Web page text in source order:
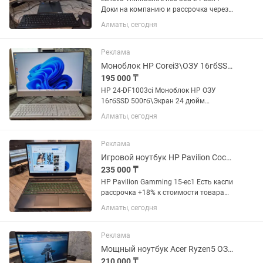
Доки на компанию и рассрочка через
каспи такой аналог стоит от 600тыс
Состояние отличное есть 4 штуки
32 гб : SSD 500гб : VGA...
Алматы, сегодня
Реклама
Моноблок HP Corei3\ОЗУ 16гбSSD 500гб\Экран 24 дюйм состояние отличное
195 000 ₸
HP 24-DF1003ci Моноблок HP ОЗУ
16гбSSD 500гб\Экран 24 дюйм
состояние отличное Шикарная IPS
матрица 24 дюйм такой аналог стоит
1115G4 : ОЗУ 16 гб : SSD 500гб : VGA...
Алматы, сегодня
Реклама
Игровой ноутбук HP Pavilion Состоя хорошее
235 000 ₸
HP Pavilion Gamming 15-ec1 Есть каспи
рассрочка +18% к стоимости товара
Доки на компанию Такой аналог новый
стоит от 450 тыс Плюсы: + Работает
быстро за счет SSD +...
Алматы, сегодня
Реклама
Мощный ноутбук Acer Ryzen5 ОЗУ 16гб сост отличный